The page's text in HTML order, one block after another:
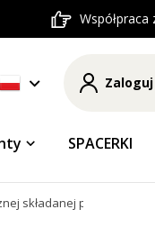
SPACERKI
składanej platformy